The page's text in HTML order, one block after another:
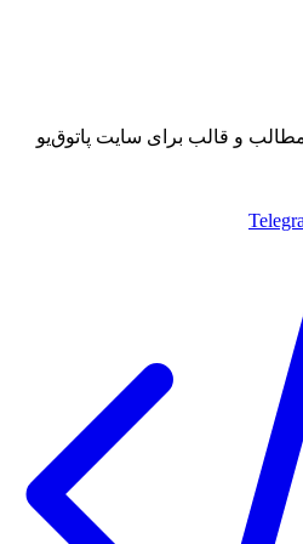
مطالب و قالب برای سایت پاتوق‌یو